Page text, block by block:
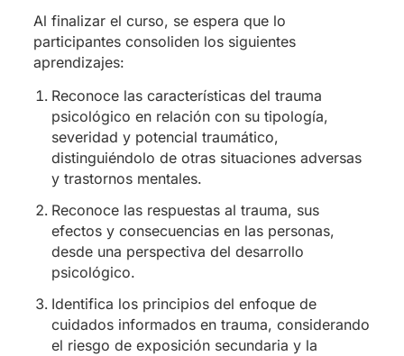
Al finalizar el curso, se espera que lo
participantes consoliden los siguientes
aprendizajes:
Reconoce las características del trauma
psicológico en relación con su tipología,
severidad y potencial traumático,
distinguiéndolo de otras situaciones adversas
y trastornos mentales.
Reconoce las respuestas al trauma, sus
efectos y consecuencias en las personas,
desde una perspectiva del desarrollo
psicológico.
Identifica los principios del enfoque de
cuidados informados en trauma, considerando
el riesgo de exposición secundaria y la